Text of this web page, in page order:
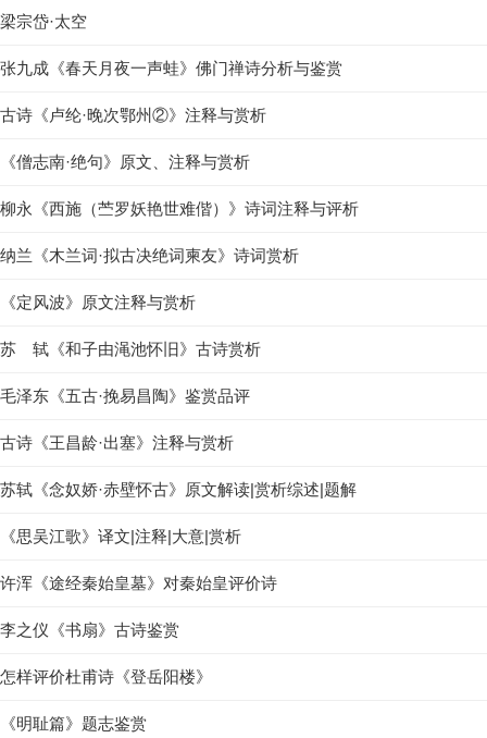
梁宗岱·太空
张九成《春天月夜一声蛙》佛门禅诗分析与鉴赏
古诗《卢纶·晚次鄂州②》注释与赏析
《僧志南·绝句》原文、注释与赏析
柳永《西施（苎罗妖艳世难偕）》诗词注释与评析
纳兰《木兰词·拟古决绝词柬友》诗词赏析
《定风波》原文注释与赏析
苏 轼《和子由渑池怀旧》古诗赏析
毛泽东《五古·挽易昌陶》鉴赏品评
古诗《王昌龄·出塞》注释与赏析
苏轼《念奴娇·赤壁怀古》原文解读|赏析综述|题解
《思吴江歌》译文|注释|大意|赏析
许浑《途经秦始皇墓》对秦始皇评价诗
李之仪《书扇》古诗鉴赏
怎样评价杜甫诗《登岳阳楼》
《明耻篇》题志鉴赏